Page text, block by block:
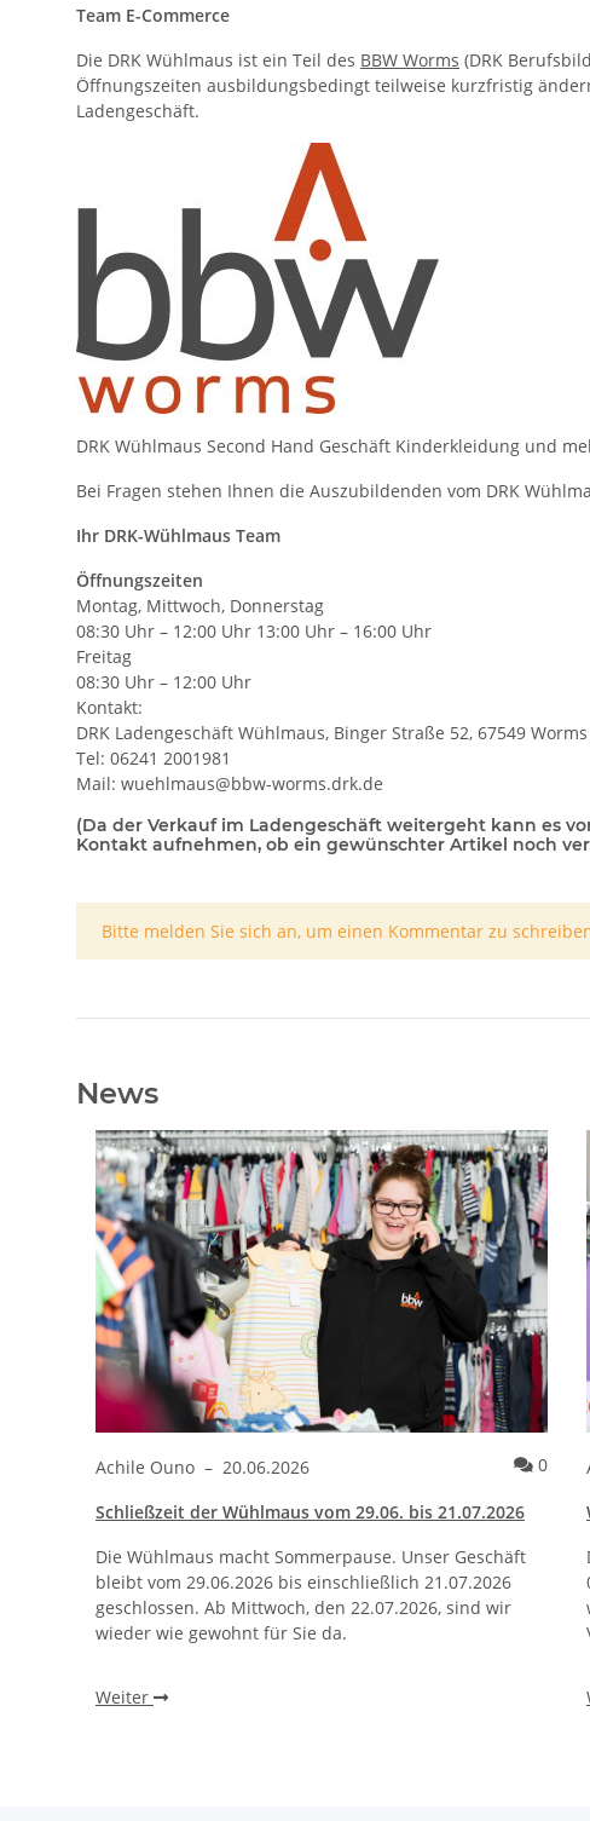
Team E-Commerce
Die DRK Wühlmaus ist ein Teil des BBW Worms (DRK
Öffnungszeiten ausbildungsbedingt teilweise kurzfristig
Ladengeschäft.
DRK Wühlmaus Second Hand Geschäft Kinderkleidung und
Bei Fragen stehen Ihnen die Auszubildenden vom DRK
Ihr DRK-Wühlmaus Team
Öffnungszeiten
Montag, Mittwoch, Donnerstag
08:30 Uhr – 12:00 Uhr 13:00 Uhr – 16:00 Uhr
Freitag
08:30 Uhr – 12:00 Uhr
Kontakt:
DRK Ladengeschäft Wühlmaus, Binger Straße 52, 67549 Worms
Tel: 06241 2001981
Mail: wuehlmaus@bbw-worms.drk.de
(Da der Verkauf im Ladengeschäft weitergeht kann es
Kontakt aufnehmen, ob ein gewünschter Artikel noch
x
Bitte melden Sie sich an, um einen Kommentar zu
News
Achile Ouno – 20.06.2026 0
Schließzeit der Wühlmaus vom 29.06. bis 21.07.2026
Die Wühlmaus macht Sommerpause. Unser Geschäft
bleibt vom 29.06.2026 bis einschließlich 21.07.2026
geschlossen. Ab Mittwoch, den 22.07.2026, sind wir
wieder wie gewohnt für Sie da.
Weiter